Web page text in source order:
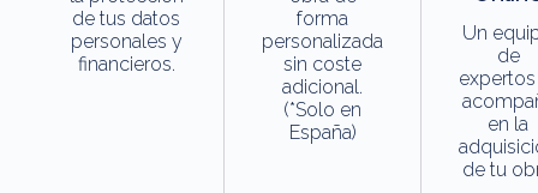
de tus datos
personales y
financieros.
forma
personalizada
sin coste
adicional.
(*Solo en
España)
Un
de
en la
de tu